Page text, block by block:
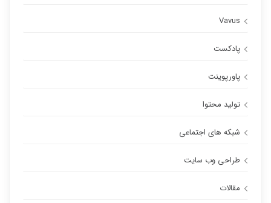
Vavus
پادکست
پاورپوینت
تولید محتوا
شبکه های اجتماعی
طراحی وب سایت
مقالات